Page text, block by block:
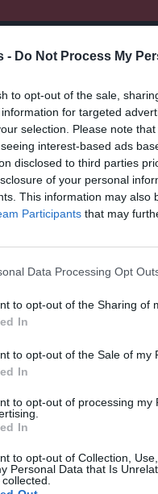
- Do Not Process My
to opt-out of the sale,
for targeted
selection. Please note
interest-based ads
disclosed to third parties
of your personal
This information may
Participants that may
Data Processing Opt
to opt-out of the Sharing of
In
to opt-out of the Sale of my
In
to opt-out of processing my
In
to opt-out of Collection,
Personal Data that Is